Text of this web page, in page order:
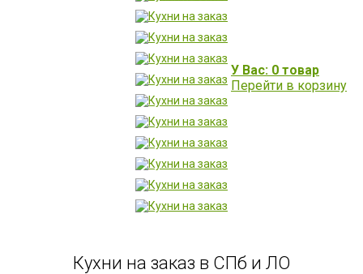
У Вас: 0 товар
Перейти в корзину
Кухни на заказ в СПб и ЛО